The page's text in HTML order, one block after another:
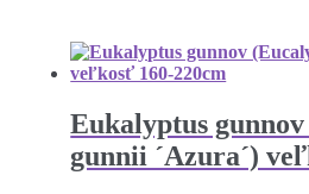
Eukalyptus
gunnii ´Azura´)